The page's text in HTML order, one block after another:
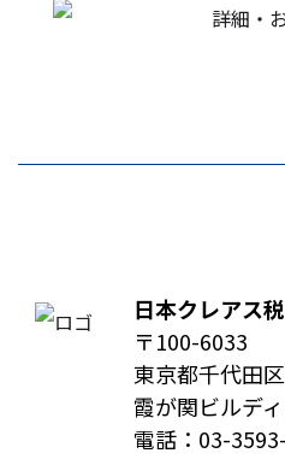
日本クレアス
〒100-6033
東京都千代田
霞が関ビルデ
電話： 03-